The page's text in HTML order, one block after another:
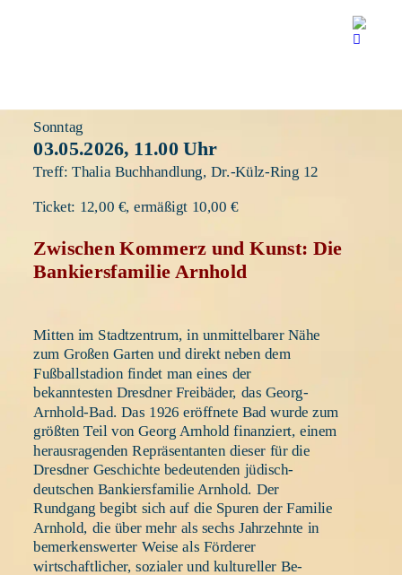
Sonntag
03.05.2026, 11.00 Uhr
Treff: Thalia Buchhandlung, Dr.-Külz-Ring 12
Ticket: 12,00 €, ermäßigt 10,00 €
Zwischen Kommerz und Kunst: Die
Bankiersfamilie Arnhold
Mitten im Stadtzentrum, in unmittelbarer Nähe
zum Großen Garten und direkt neben dem
Fußballstadion findet man eines der
bekanntesten Dresdner Freibäder, das Georg-
Arnhold-Bad. Das 1926 eröffnete Bad wurde zum
größten Teil von Georg Arnhold finanziert, einem
herausragenden Repräsentanten dieser für die
Dresdner Geschichte bedeutenden jüdisch-
deutschen Bankiersfamilie Arnhold. Der
Rundgang begibt sich auf die Spuren der Familie
Arnhold, die über mehr als sechs Jahrzehnte in
bemerkenswerter Weise als Förderer
wirtschaftlicher, sozialer und kultureller Be-